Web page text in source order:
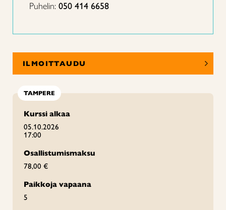
Puhelin: 050 414 6658
ILMOITTAUDU
TAMPERE
Kurssi alkaa
05.10.2026
17:00
Osallistumismaksu
78,00 €
Paikkoja vapaana
5